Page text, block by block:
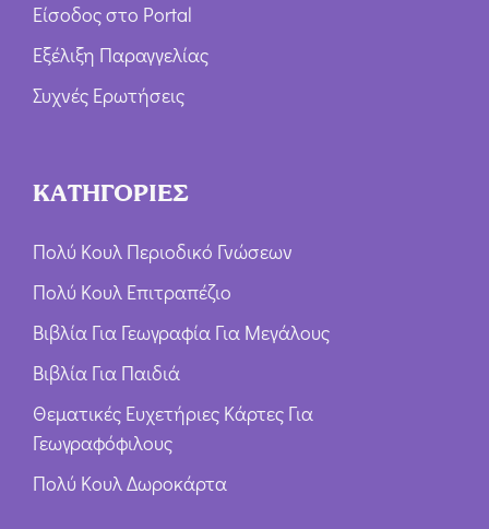
Είσοδος στο Portal
Εξέλιξη Παραγγελίας
Συχνές Ερωτήσεις
ΚΑΤΗΓΟΡΙΕΣ
Πολύ Κουλ Περιοδικό Γνώσεων
Πολύ Κουλ Επιτραπέζιο
Βιβλία Για Γεωγραφία Για Μεγάλους
Βιβλία Για Παιδιά
Θεματικές Ευχετήριες Κάρτες Για
Γεωγραφόφιλους
Πολύ Κουλ Δωροκάρτα